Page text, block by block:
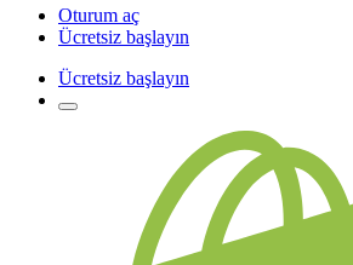
Oturum aç
Ücretsiz başlayın
Ücretsiz başlayın